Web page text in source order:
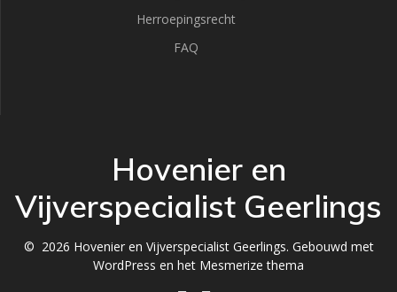
Herroepingsrecht
FAQ
Hovenier en
Vijverspecialist Geerlings
© 2026 Hovenier en Vijverspecialist Geerlings. Gebouwd met
WordPress en het Mesmerize thema